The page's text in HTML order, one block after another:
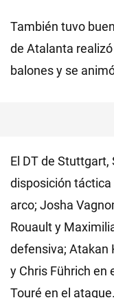
También tuvo
de Atalanta
balones y se
El DT de
disposición táctica
arco; Josha
Rouault y
defensiva; Atakan
y Chris Führich en
Touré en el ataque.